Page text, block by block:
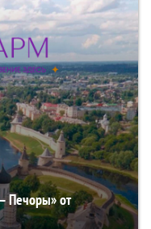
Печоры» от